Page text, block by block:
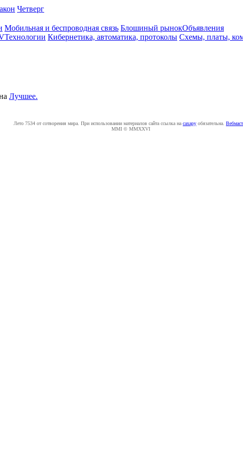
Четверг
Мобильная и беспроводная связь Блошиный рынокОбъявления
Технологии Кибернетика, автоматика, протоколы Схемы, платы,
Лучшее.
Лето 7534 от сотворения мира. При использовании материалов сайта ссылка на caxapу обязательна.
MMI © MMXXVI